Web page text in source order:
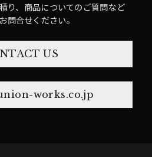
り、商品についてのご質問など
問合せください。
US
works.co.jp